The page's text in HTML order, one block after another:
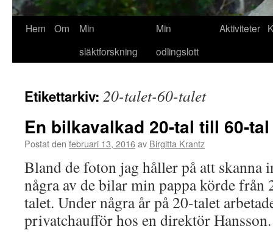
Hem Om
Min
släktforskning
Min
odlingslott
Aktiviteter
Etikettarkiv: 20-talet-60-talet
En bilkavalkad 20-tal till 60-tal
Postat den februari 13, 2016av Birgitta Krantz
Bland de foton jag håller på att skanna
några av de bilar min pappa körde
talet. Under några år på 20-talet
privatchaufför hos en direktör